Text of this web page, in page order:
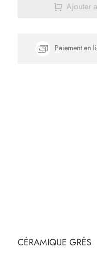
Ajouter
Paiement en
CÉRAMIQUE GRÈS